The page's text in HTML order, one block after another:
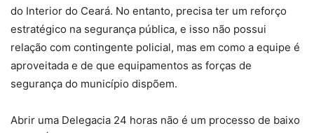
do Interior do Ceará. No entanto, precisa ter um reforço
estratégico na segurança pública, e isso não possui
relação com contingente policial, mas em como a equipe é
aproveitada e de que equipamentos as forças de
segurança do município dispõem.
Abrir uma Delegacia 24 horas não é um processo de baixo